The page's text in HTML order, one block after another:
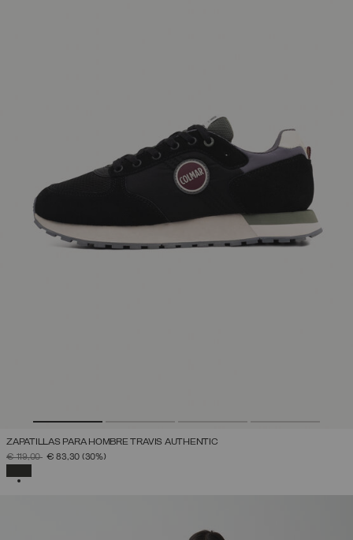
ZAPATILLAS PARA HOMBRE TRAVIS AUTHENTIC
PRECIO REBAJADO DE
€ 119,00A€ 83,30 (30%)